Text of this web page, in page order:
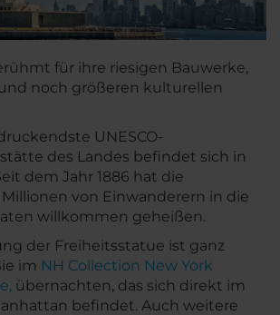
für ihre riesigen Bauwerke,
noch größeren kulturellen
UNESCO-
des Landes befindet sich in
dem Jahr 1886 hat die
von Einwanderern in die
willkommen geheißen.
der Freiheitsstatue ist ganz
im NH Collection New York
übernachten, das sich direkt im
befindet. Auch weitere